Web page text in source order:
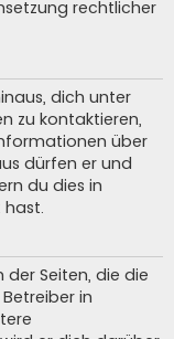
rechtlicher
dich unter
zu kontaktieren,
über
dürfen er und
du dies in
der Seiten, die die
in